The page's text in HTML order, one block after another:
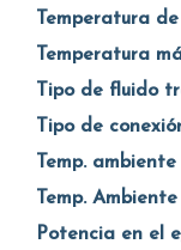
Temperatura
Temperatura
Tipo de fluido
Tipo de
Temp.
Temp.
Potencia en el